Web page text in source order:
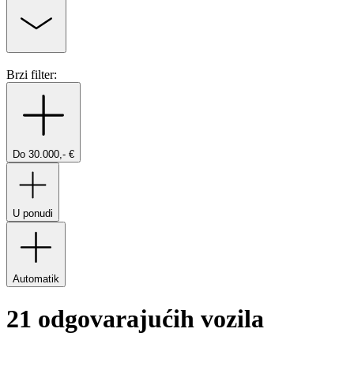
Brzi filter:
Do 30.000,- €
U ponudi
Automatik
21 odgovarajućih vozila